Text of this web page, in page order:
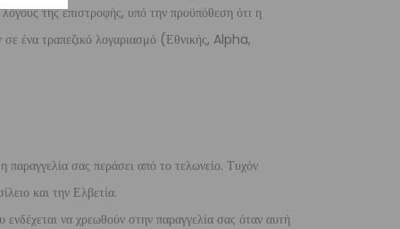
της επιστροφής, υπό την προϋπόθεση ότι η
ένα τραπεζικό λογαριασμό (Εθνικής, Alpha,
παραγγελία σας περάσει από το τελωνείο. Τυχόν
και την Ελβετία.
να χρεωθούν στην παραγγελία σας όταν αυτή